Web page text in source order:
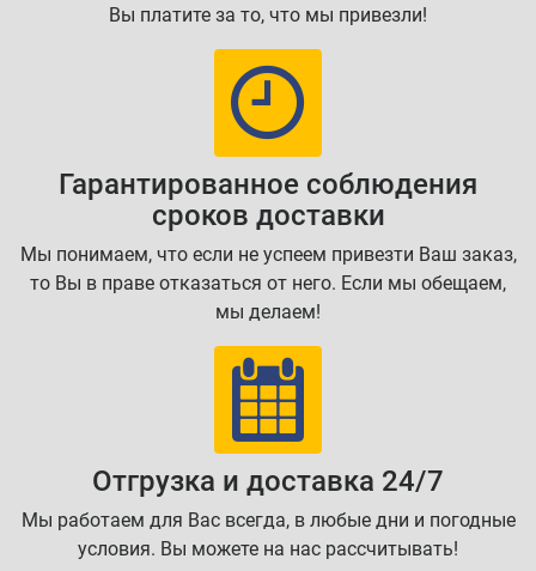
Вы платите за то, что мы привезли!
Гарантированное соблюдения
сроков доставки
Мы понимаем, что если не успеем привезти Ваш заказ,
то Вы в праве отказаться от него. Если мы обещаем,
мы делаем!
Отгрузка и доставка 24/7
Мы работаем для Вас всегда, в любые дни и погодные
условия. Вы можете на нас рассчитывать!